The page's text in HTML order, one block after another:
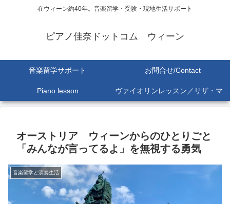
在ウィーン約40年。音楽留学・受験・現地生活サポート
ピアノ佳奈ドットコム ウィーン
音楽留学サポート お問合せ/Contact
Piano lesson ヴァイオリンレッスン／リザ・マリア Lisa-Maria SEKINE
オーストリア ウィーンからのひとりごと
「みんなが言ってるよ」を無視する勇気
音楽留学と演奏生活